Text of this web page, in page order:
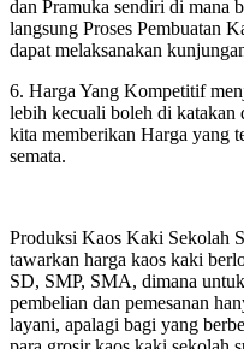
dan Pramuka sendiri di mana
langsung Proses Pembuatan
dapat melaksanakan
6. Harga Yang Kompetitif
lebih kecuali boleh di katakan
kita memberikan Harga yang
semata.
Produksi Kaos Kaki Sekolah
tawarkan harga kaos kaki
SD, SMP, SMA, dimana
pembelian dan pemesanan
layani, apalagi bagi yang